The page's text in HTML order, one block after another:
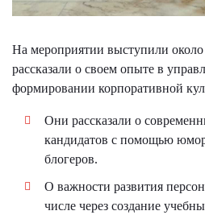
На мероприятии выступили
рассказали о своем опыте в
формировании корпоративной
Они рассказали о
кандидатов с помощью
блогеров.
О важности развития
числе через создание